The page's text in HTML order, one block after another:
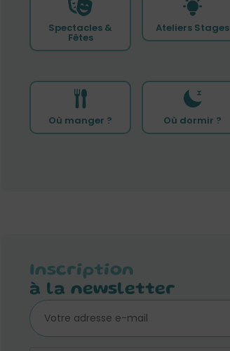
Spectacles &
Fêtes
Ateliers Stages
Où manger ? Où dormir ?
Inscription
à la newsletter